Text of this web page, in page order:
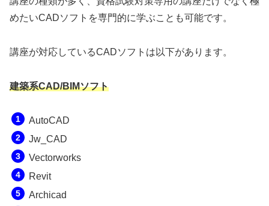
めたいCADソフトを専門的に学ぶことも可能です。
講座が対応しているCADソフトは以下があります。
建築系CAD/BIMソフト
AutoCAD
Jw_CAD
Vectorworks
Revit
Archicad